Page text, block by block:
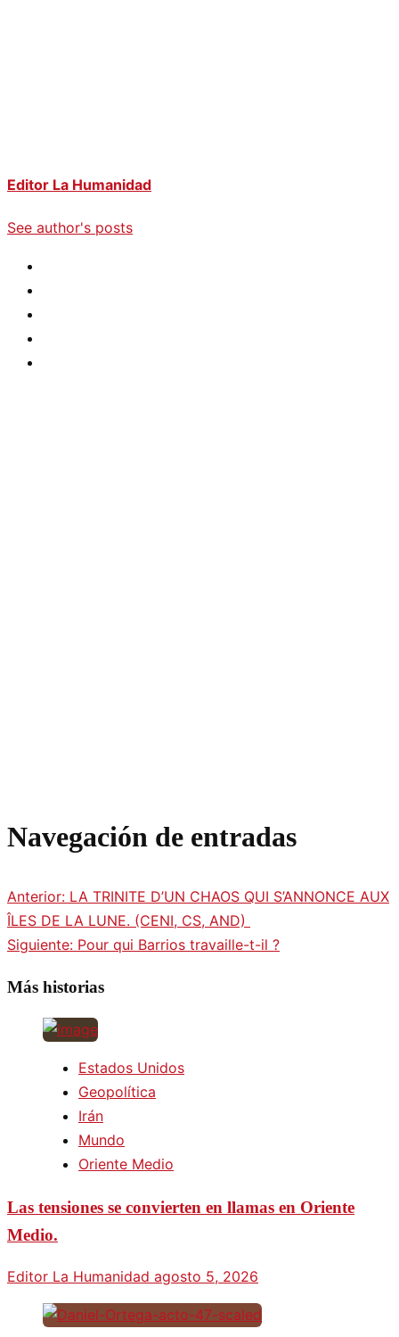
Editor La Humanidad
See author's posts
Navegación de entradas
Anterior: LA TRINITE D’UN CHAOS QUI S’ANNONCE AUX
ÎLES DE LA LUNE. (CENI, CS, AND)
Siguiente: Pour qui Barrios travaille-t-il ?
Más historias
Estados Unidos
Geopolítica
Irán
Mundo
Oriente Medio
Las tensiones se convierten en llamas en Oriente
Medio.
Editor La Humanidad agosto 5, 2026